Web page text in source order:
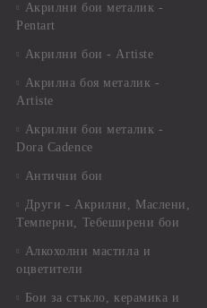
Акрилни бои металик -
Pentart
Акрилни бои - Artiste
Акрилна боя металик -
Artiste
Акрилни бои металик -
Dora Cadence
Антични бои
Други - Акрилни, Маслени,
Темперни, Тебеширени бои
Алкохолни мастила и
оцветители
Бои за стъкло, керамика и